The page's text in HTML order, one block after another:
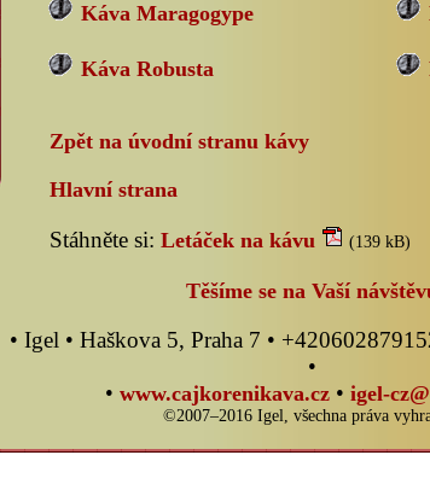
Káva Maragogype
Káva Robusta
Zpět na úvodní stranu kávy
Hlavní strana
Stáhněte si: Letáček na kávu (139 kB)
Těšíme se na Vaší
• Igel • Haškova 5, Praha 7 •
•
• www.cajkorenikava.cz • igel-
©2007–2016 Igel, všechna práva